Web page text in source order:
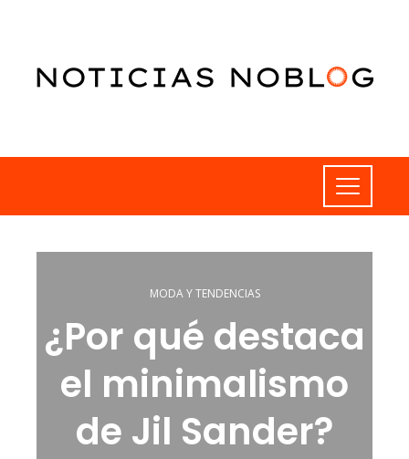
MODA Y TENDENCIAS
¿Por qué destaca
el minimalismo
de Jil Sander?